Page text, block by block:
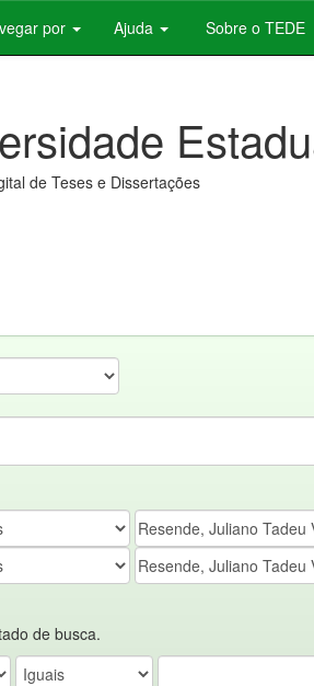
por Ajuda Sobre o TEDE
de Teses e Dissertações
de busca.